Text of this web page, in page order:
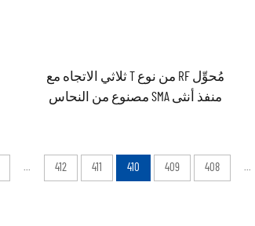
مُحوِّل RF من نوع T ثلاثي الاتجاه مع
منفذ أنثى SMA مصنوع من النحاس
408
409
410
411
412